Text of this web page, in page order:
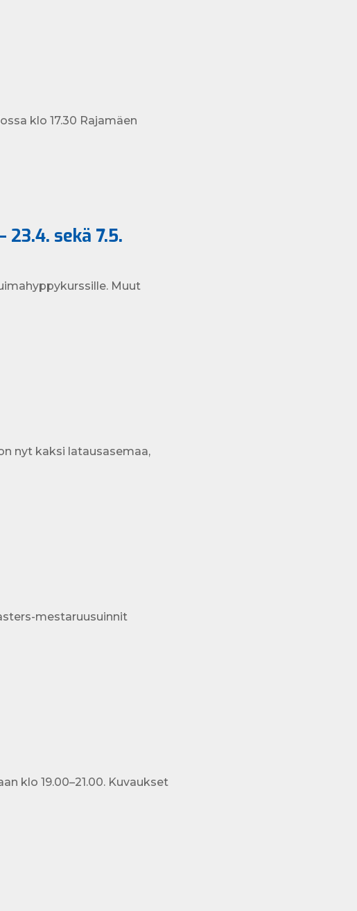
klo 17.30 Rajamäen
sekä 7.5.
Muut
nyt kaksi latausasemaa,
mestaruusuinnit
klo 19.00–21.00. Kuvaukset